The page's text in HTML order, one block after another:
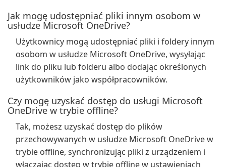
Jak mogę udostępniać pliki innym osobom w
usłudze Microsoft OneDrive?
Użytkownicy mogą udostępniać pliki i foldery innym
osobom w usłudze Microsoft OneDrive, wysyłając
link do pliku lub folderu albo dodając określonych
użytkowników jako współpracowników.
Czy mogę uzyskać dostęp do usługi Microsoft
OneDrive w trybie offline?
Tak, możesz uzyskać dostęp do plików
przechowywanych w usłudze Microsoft OneDrive w
trybie offline, synchronizując pliki z urządzeniem i
włączając dostęp w trybie offline w ustawieniach